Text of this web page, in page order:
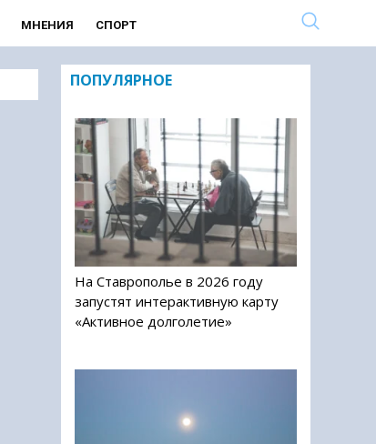
МНЕНИЯ СПОРТ
ПОПУЛЯРНОЕ
На Ставрополье в 2026 году
запустят интерактивную карту
«Активное долголетие»